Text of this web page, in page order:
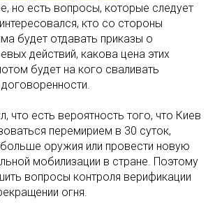
но есть вопросы, которые следует
кто со стороны
будет отдавать приказы о
действий, какова цена этих
будет на кого сваливать
что есть вероятность того, что Киев
перемирием в 30 суток,
оружия или провести новую
мобилизации в стране. Поэтому
вопросы контроля верификации
огня.